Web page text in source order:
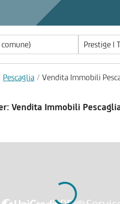
Prestige |
Pescaglia Vendita Immobili
Vendita Immobili